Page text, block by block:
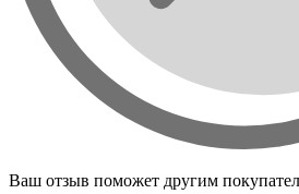
Ваш отзыв поможет другим